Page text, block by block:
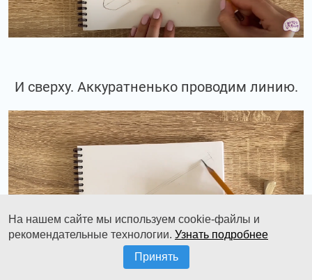
И сверху. Аккуратненько проводим линию.
На нашем сайте мы используем cookie-файлы и
рекомендательные технологии. Узнать подробнее
Принять